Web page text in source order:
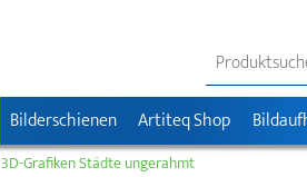
Bilderschienen Artiteq Shop
3D-Grafiken Städte ungerahmt